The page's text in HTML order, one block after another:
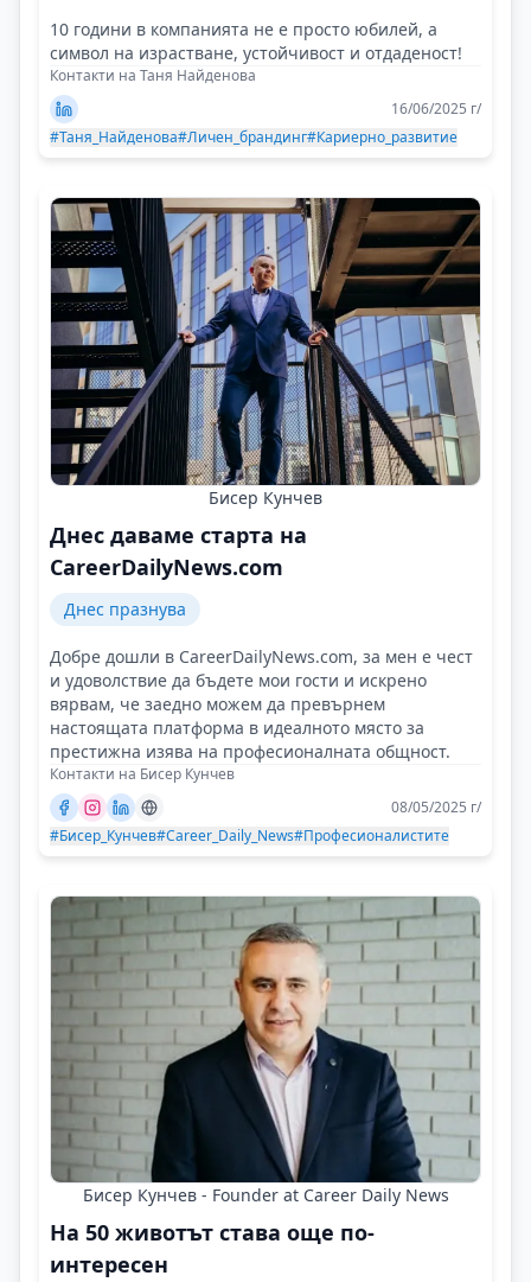
10 години в компанията не е просто юбилей, а
символ на израстване, устойчивост и отдаденост!
Контакти на Таня Найденова
16/06/2025 г/
#Таня_Найденова#Личен_брандинг#Кариерно_развитие
Бисер Кунчев
Днес даваме старта на
CareerDailyNews.com
Днес празнува
Добре дошли в CareerDailyNews.com, за мен е чест
и удоволствие да бъдете мои гости и искрено
вярвам, че заедно можем да превърнем
настоящата платформа в идеалното място за
престижна изява на професионалната общност.
Контакти на Бисер Кунчев
08/05/2025 г/
#Бисер_Кунчев#Career_Daily_News#Професионалистите
Бисер Кунчев - Founder at Career Daily News
На 50 животът става още по-
интересен